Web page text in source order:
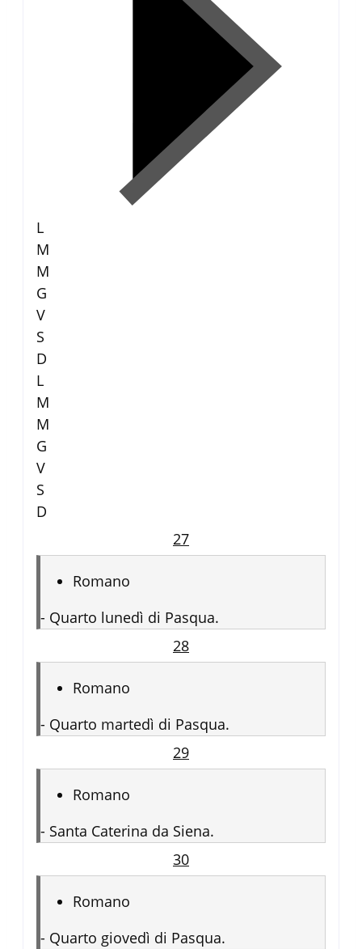
L
M
M
G
V
S
D
L
M
M
G
V
S
D
27
Romano
- Quarto lunedì di Pasqua.
28
Romano
- Quarto martedì di Pasqua.
29
Romano
- Santa Caterina da Siena.
30
Romano
- Quarto giovedì di Pasqua.